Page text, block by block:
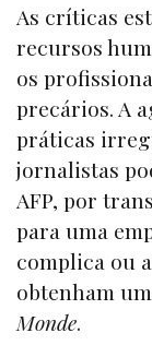
As críticas
recursos
os
precários. A
práticas
jornalistas
AFP, por
para uma
complica ou
obtenham
Monde.